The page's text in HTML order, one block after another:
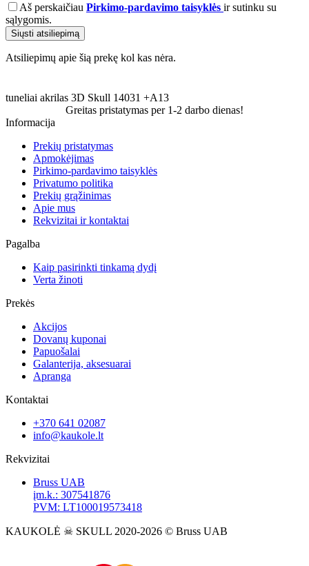
Aš perskaičiau Pirkimo-pardavimo taisyklės ir sutinku su
sąlygomis.
Siųsti atsiliepimą
Atsiliepimų apie šią prekę kol kas nėra.
tuneliai akrilas 3D Skull 14031 +A13
Greitas pristatymas per 1-2 darbo dienas!
Informacija
Prekių pristatymas
Apmokėjimas
Pirkimo-pardavimo taisyklės
Privatumo politika
Prekių grąžinimas
Apie mus
Rekvizitai ir kontaktai
Pagalba
Kaip pasirinkti tinkamą dydį
Verta žinoti
Prekės
Akcijos
Dovanų kuponai
Papuošalai
Galanterija, aksesuarai
Apranga
Kontaktai
+370 641 02087
info@kaukole.lt
Rekvizitai
Bruss UAB
įm.k.: 307541876
PVM: LT100019573418
KAUKOLĖ ☠ SKULL 2020-2026 © Bruss UAB